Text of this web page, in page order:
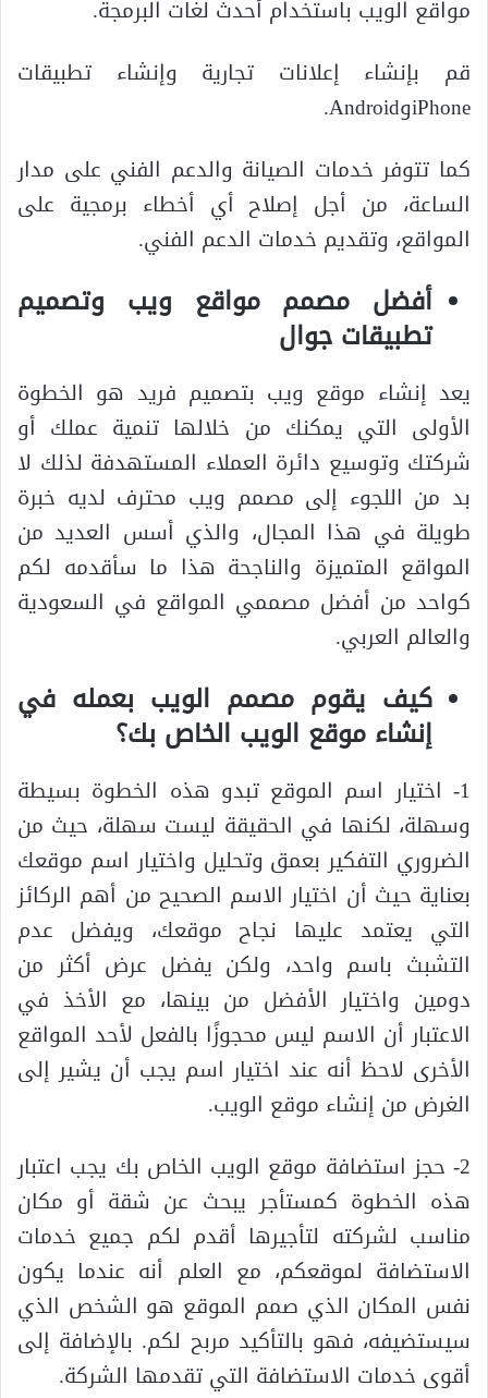
مواقع الويب باستخدام أحدث لغات البرمجة.
قم بإنشاء إعلانات تجارية وإنشاء تطبيقات
iPhoneوAndroid.
كما تتوفر خدمات الصيانة والدعم الفني على مدار
الساعة، من أجل إصلاح أي أخطاء برمجية على
المواقع، وتقديم خدمات الدعم الفني.
أفضل مصمم مواقع ويب وتصميم
تطبيقات جوال
يعد إنشاء موقع ويب بتصميم فريد هو الخطوة
الأولى التي يمكنك من خلالها تنمية عملك أو
شركتك وتوسيع دائرة العملاء المستهدفة لذلك لا
بد من اللجوء إلى مصمم ويب محترف لديه خبرة
طويلة في هذا المجال، والذي أسس العديد من
المواقع المتميزة والناجحة هذا ما سأقدمه لكم
كواحد من أفضل مصممي المواقع في السعودية
والعالم العربي.
كيف يقوم مصمم الويب بعمله في
إنشاء موقع الويب الخاص بك؟
1- اختيار اسم الموقع تبدو هذه الخطوة بسيطة
وسهلة، لكنها في الحقيقة ليست سهلة، حيث من
الضروري التفكير بعمق وتحليل واختيار اسم موقعك
بعناية حيث أن اختيار الاسم الصحيح من أهم الركائز
التي يعتمد عليها نجاح موقعك، ويفضل عدم
التشبث باسم واحد، ولكن يفضل عرض أكثر من
دومين واختيار الأفضل من بينها، مع الأخذ في
الاعتبار أن الاسم ليس محجوزًا بالفعل لأحد المواقع
الأخرى لاحظ أنه عند اختيار اسم يجب أن يشير إلى
الغرض من إنشاء موقع الويب.
2- حجز استضافة موقع الويب الخاص بك يجب اعتبار
هذه الخطوة كمستأجر يبحث عن شقة أو مكان
مناسب لشركته لتأجيرها أقدم لكم جميع خدمات
الاستضافة لموقعكم، مع العلم أنه عندما يكون
نفس المكان الذي صمم الموقع هو الشخص الذي
سيستضيفه، فهو بالتأكيد مربح لكم. بالإضافة إلى
أقوى خدمات الاستضافة التي تقدمها الشركة.